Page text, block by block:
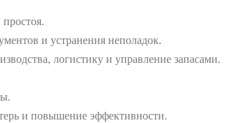
и устранения неполадок.
логистику и управление запасами.
и повышение эффективности.